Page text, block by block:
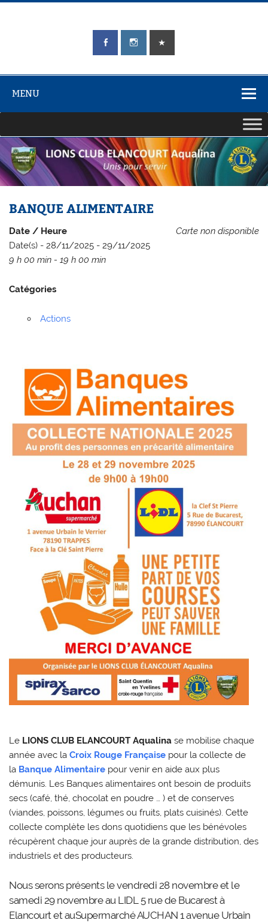
Skip
LIONS CLUB
ÉLANCOURT
MENU
BANQUE ALIMENTAIRE
Carte non disponible
Date / Heure
Date(s) - 28/11/2025 - 29/11/2025
9 h 00 min - 19 h 00 min
Catégories
Actions
Le LIONS CLUB ELANCOURT Aqualina se mobilise chaque
année avec laCroix Rouge Française pour la collecte de
la Banque Alimentaire pour venir en aide aux plus
démunis. Les Banques alimentaires ont besoin de produits
secs (café, thé, chocolat en poudre … ) et de conserves
(viandes, poissons, légumes ou fruits, plats cuisinés). Cette
collecte complète les dons quotidiens que les bénévoles
récupèrent chaque jour auprès de la grande distribution, des
industriels et des producteurs.
Nous serons présents le vendredi 28 novembre et le
samedi 29 novembre au LIDL 5 rue de Bucarest à
Elancourt et auSupermarché AUCHAN 1 avenue Urbain